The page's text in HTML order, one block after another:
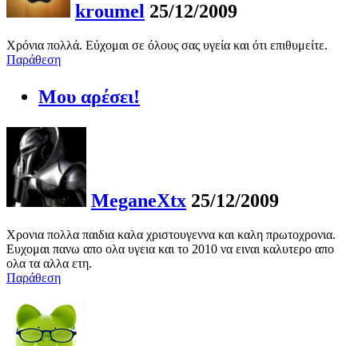
kroumel 25/12/2009
Χρόνια πολλά. Εύχομαι σε όλους σας υγεία και ότι επιθυμείτε.
Παράθεση
Μου αρέσει!
MeganeXtx 25/12/2009
Χρονια πολλα παιδια καλα χριστουγεννα και καλη πρωτοχρονια.
Ευχομαι πανω απο ολα υγεια και το 2010 να ειναι καλυτερο απο
ολα τα αλλα ετη.
Παράθεση